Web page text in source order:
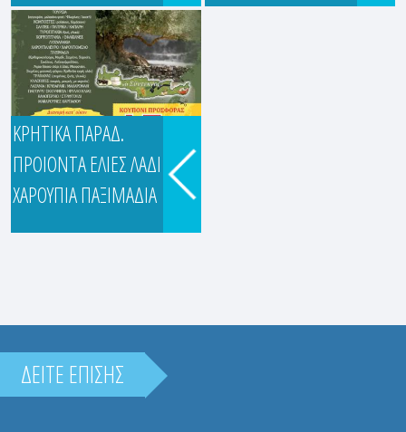
ΚΡΗΤΙΚΑ ΠΑΡΑΔ.
ΠΡΟΙΟΝΤΑ ΕΛΙΕΣ ΛΑΔΙ
ΧΑΡΟΥΠΙΑ ΠΑΞΙΜΑΔΙΑ
ΔΕΙΤΕ ΕΠΙΣΗΣ